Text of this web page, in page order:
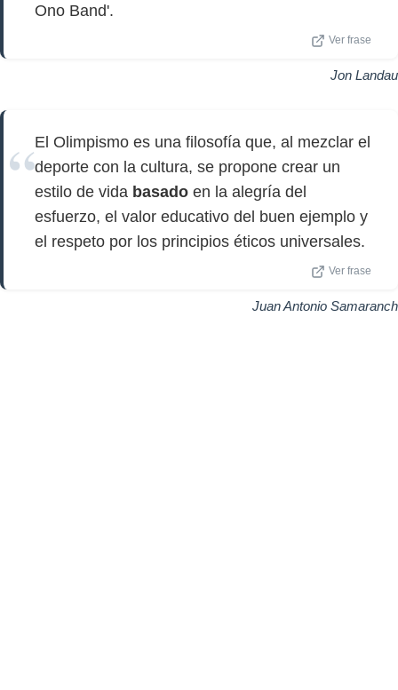
Ono Band'.
Ver frase
Jon Landau
El Olimpismo es una filosofía que, al mezclar el
deporte con la cultura, se propone crear un
estilo de vida basado en la alegría del
esfuerzo, el valor educativo del buen ejemplo y
el respeto por los principios éticos universales.
Ver frase
Juan Antonio Samaranch